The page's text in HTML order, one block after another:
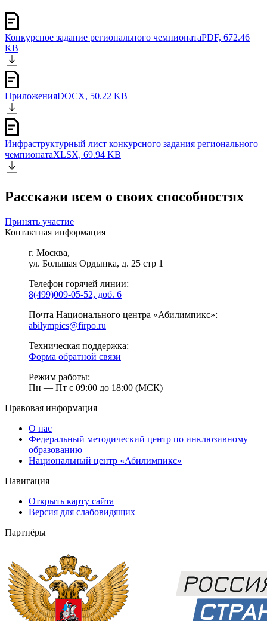
Конкурсное задание регионального чемпионатаPDF, 672.46
KB
ПриложенияDOCX, 50.22 KB
Инфраструктурный лист конкурсного задания регионального
чемпионатаXLSX, 69.94 KB
Расскажи всем о своих способностях
Принять участие
Контактная информация
г. Москва,
ул. Большая Ордынка, д. 25 стр 1
Телефон горячей линии:
8(499)009-05-52, доб. 6
Почта Национального центра «Абилимпикс»:
abilympics@firpo.ru
Техническая поддержка:
Форма обратной связи
Режим работы:
Пн — Пт с 09:00 до 18:00 (МСК)
Правовая информация
О нас
Федеральный методический центр по инклюзивному
образованию
Национальный центр «Абилимпикс»
Навигация
Открыть карту сайта
Версия для слабовидящих
Партнёры